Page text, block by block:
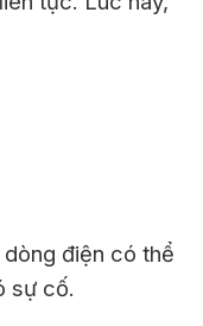
điện có thể
sự cố.